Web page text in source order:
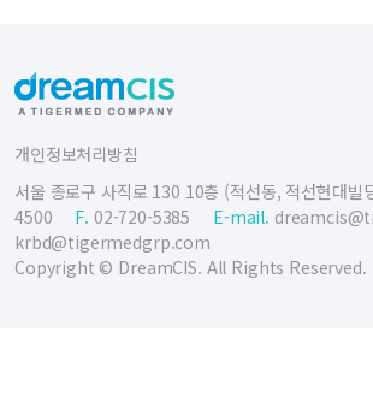
개인정보처리방침
서울 종로구 사직로 130 10층 (적선동, 적선현대빌
4500
F. 02-720-5385 E-mail.
krbd@tigermedgrp.com
Copyright © DreamCIS. All Rights Reserved.